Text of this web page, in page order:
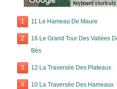
Keyboard shortcuts
1 11 Le Hameau De Maure
2
16 Le Grand Tour Des Vallées
Bès
3 12 La Traversée Des Plateaux
4 10 La Traversée Des Hameaux